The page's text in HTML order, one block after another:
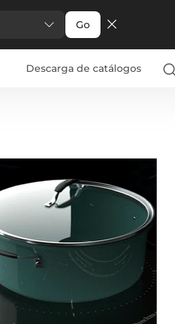
Go
Descarga de catálogos